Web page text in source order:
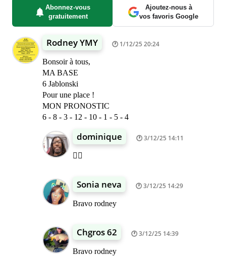
Abonnez-vous
gratuitement
Ajoutez-nous à
vos favoris Google
Rodney YMY 1/12/25 20:24
Bonsoir à tous,
MA BASE
6 Jablonski
Pour une place !
MON PRONOSTIC
6 - 8 - 3 - 12 - 10 - 1 - 5 - 4
dominique 3/12/25 14:11
👍🏾
Sonia neva 3/12/25 14:29
Bravo rodney
Chgros 62 3/12/25 14:39
Bravo rodney